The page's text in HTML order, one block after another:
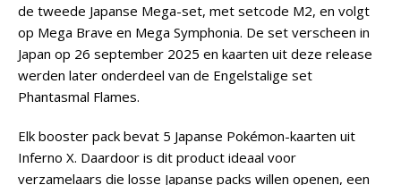
de tweede Japanse Mega-set, met setcode M2, en volgt
op Mega Brave en Mega Symphonia. De set verscheen in
Japan op 26 september 2025 en kaarten uit deze release
werden later onderdeel van de Engelstalige set
Phantasmal Flames.
Elk booster pack bevat 5 Japanse Pokémon-kaarten uit
Inferno X. Daardoor is dit product ideaal voor
verzamelaars die losse Japanse packs willen openen, een